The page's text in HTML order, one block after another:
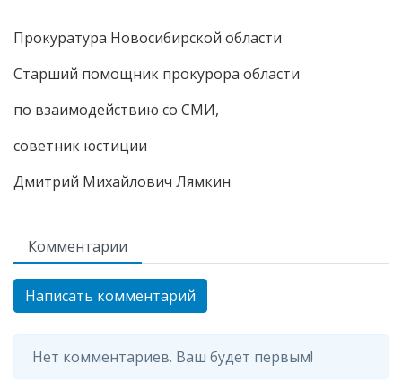
Прокуратура Новосибирской области
Старший помощник прокурора области
по взаимодействию со СМИ,
советник юстиции
Дмитрий Михайлович Лямкин
Комментарии
Написать комментарий
Нет комментариев. Ваш будет первым!